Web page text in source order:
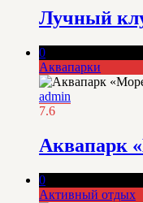
Лучный
0
Аквапарки
admin
7.6
Аквапарк
0
Активный отдых